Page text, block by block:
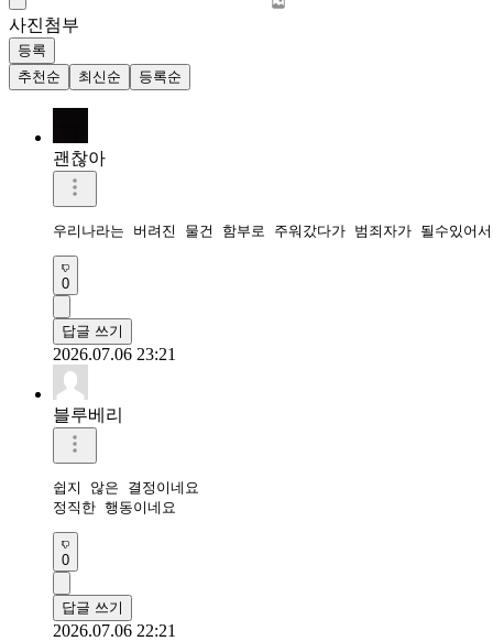
사진첨부
등록
추천순
최신순 등록순
괜찮아
우리나라는 버려진 물건 함부로 주워갔다가 범죄자가 될수있어서
0
답글 쓰기
2026.07.06 23:21
블루베리
쉽지 않은 결정이네요
정직한 행동이네요
0
답글 쓰기
2026.07.06 22:21